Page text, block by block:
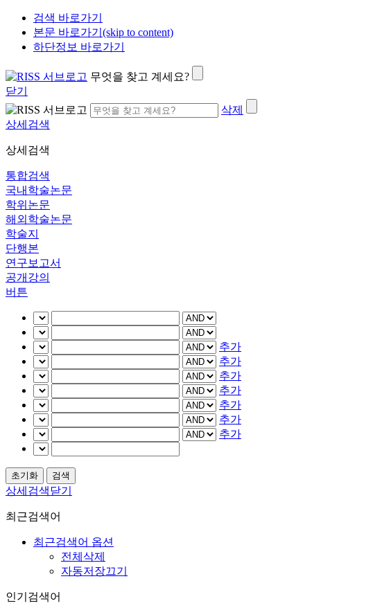
검색 바로가기
본문 바로가기(skip to content)
하단정보 바로가기
무엇을 찾고 계세요?
닫기
삭제
상세검색
상세검색
통합검색
국내학술논문
학위논문
해외학술논문
학술지
단행본
연구보고서
공개강의
버튼
추가
추가
추가
추가
추가
추가
추가
상세검색닫기
최근검색어
최근검색어 옵션
전체삭제
자동저장끄기
인기검색어